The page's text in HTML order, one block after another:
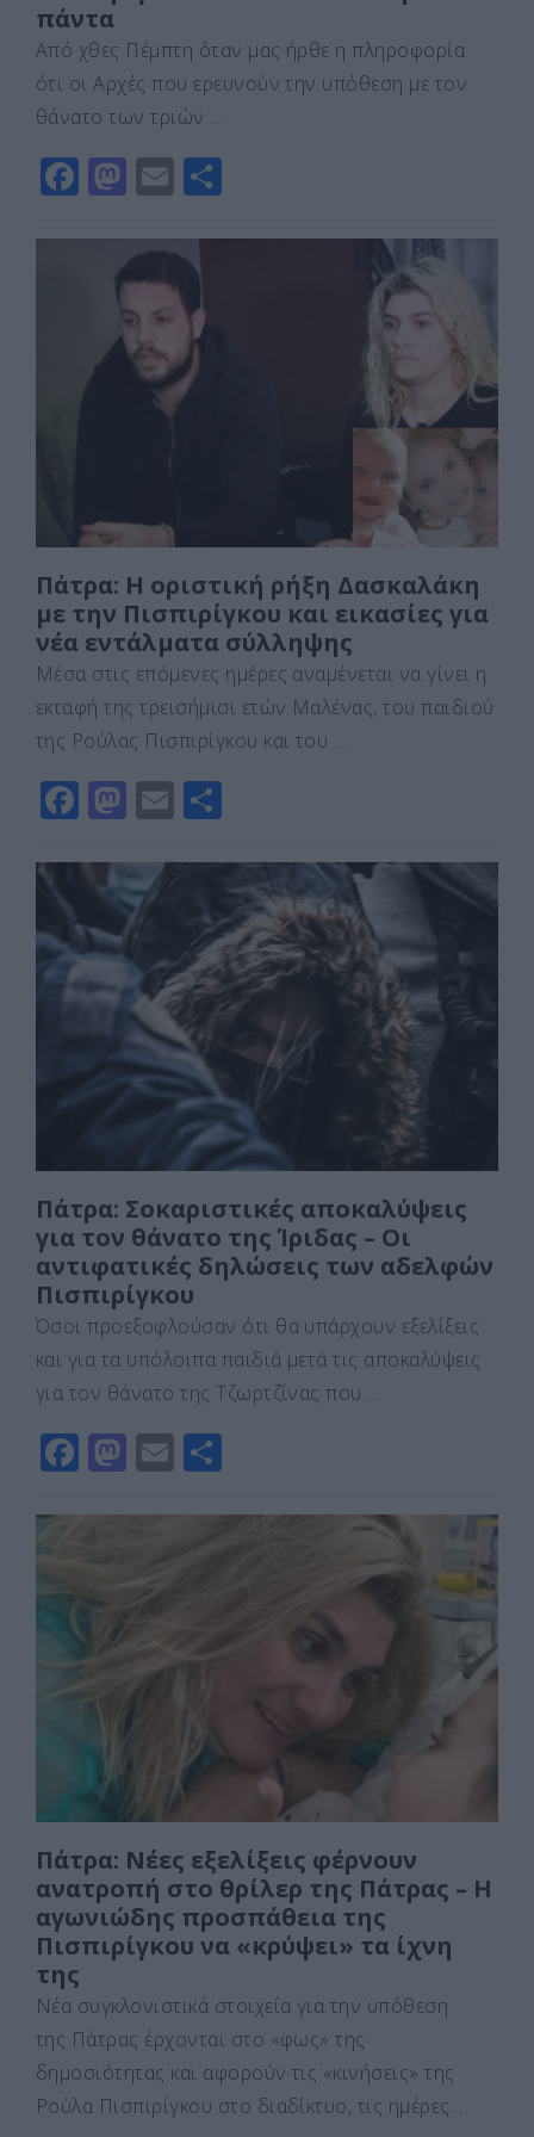
πάντα
Από χθες Πέμπτη όταν μας ήρθε η πληροφορία
ότι οι Αρχές που ερευνούν την υπόθεση με τον
θάνατο των τριών …
F
c
o
o
M
st
o
d
o
E
ai
l
ρ
Πάτρα: Η οριστική ρήξη Δασκαλάκη
με την Πισπιρίγκου και εικασίες για
νέα εντάλματα σύλληψης
Μέσα στις επόμενες ημέρες αναμένεται να γίνει η
εκταφή της τρεισήμισι ετών Μαλένας, του παιδιού
της Ρούλας Πισπιρίγκου και του …
F
c
e
b
o
o
k
M
st
o
d
o
n
E
ai ρ
α
σ
τε
ε
Πάτρα: Σοκαριστικές αποκαλύψεις
για τον θάνατο της Ίριδας – Οι
αντιφατικές δηλώσεις των αδελφών
Πισπιρίγκου
Όσοι προεξοφλούσαν ότι θα υπάρχουν εξελίξεις
και για τα υπόλοιπα παιδιά μετά τις αποκαλύψεις
για τον θάνατο της Τζωρτζίνας που …
F
c
b
o
o
M
st
d
o
n
E
ai ρ
τε
Πάτρα: Νέες εξελίξεις φέρνουν
ανατροπή στο θρίλερ της Πάτρας – Η
αγωνιώδης προσπάθεια της
Πισπιρίγκου να «κρύψει» τα ίχνη
της
Νέα συγκλονιστικά στοιχεία για την υπόθεση
της Πάτρας έρχονται στο «φως» της
δημοσιότητας και αφορούν τις «κινήσεις» της
Ρούλα Πισπιρίγκου στο διαδίκτυο, τις ημέρες …